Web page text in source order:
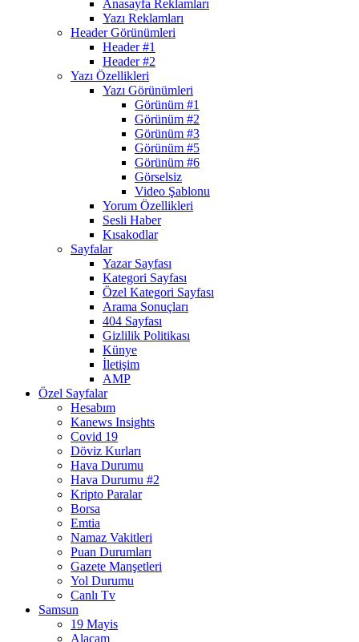
Anasayfa Reklamları
Yazı Reklamları
Header Görünümleri
Header #1
Header #2
Yazı Özellikleri
Yazı Görünümleri
Görünüm #1
Görünüm #2
Görünüm #3
Görünüm #5
Görünüm #6
Görselsiz
Video Şablonu
Yorum Özellikleri
Sesli Haber
Kısakodlar
Sayfalar
Yazar Sayfası
Kategori Sayfası
Özel Kategori Sayfası
Arama Sonuçları
404 Sayfası
Gizlilik Politikası
Künye
İletişim
AMP
Özel Sayfalar
Hesabım
Kanews Insights
Covid 19
Döviz Kurları
Hava Durumu
Hava Durumu #2
Kripto Paralar
Borsa
Emtia
Namaz Vakitleri
Puan Durumları
Gazete Manşetleri
Yol Durumu
Canlı Tv
Samsun
19 Mayis
Alacam